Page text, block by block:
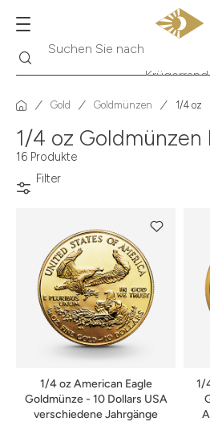
Suchen Sie nach
Gold Goldmünzen 1/4 oz
1/4 oz Goldmünzen
16 Produkte
Filter
1/4 oz American Eagle
Goldmünze - 10 Dollars USA
verschiedene Jahrgänge
1/